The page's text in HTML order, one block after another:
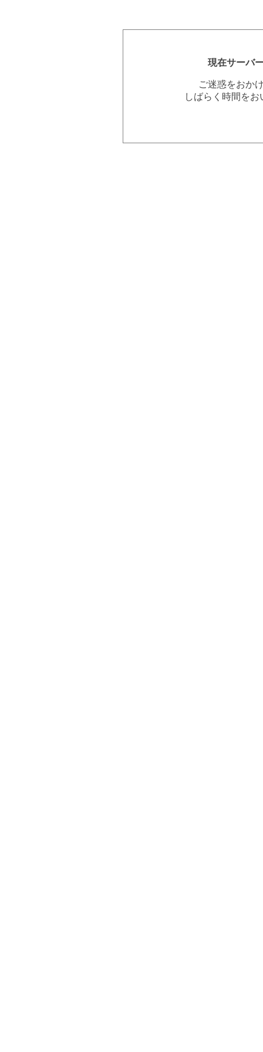
現在サーバ
ご迷惑をおか
しばらく時間を